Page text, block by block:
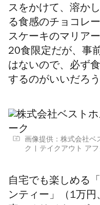
スをかけて、溶か
る食感のチョコレ
スケーキのマリア
20食限定だが、事
はないので、必ず
するのがいいだろう
画像提供：株式会社ベ
ク
テイクアウト ア
自宅でも楽しめる
ンティー」（1万